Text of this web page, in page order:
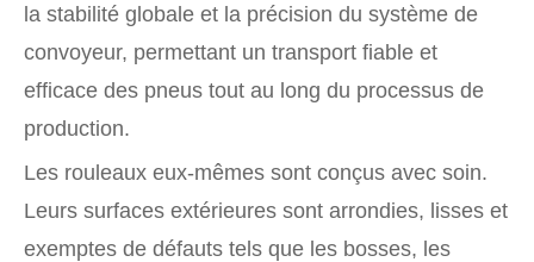
la stabilité globale et la précision du système de
convoyeur, permettant un transport fiable et
efficace des pneus tout au long du processus de
production.
Les rouleaux eux-mêmes sont conçus avec soin.
Leurs surfaces extérieures sont arrondies, lisses et
exemptes de défauts tels que les bosses, les